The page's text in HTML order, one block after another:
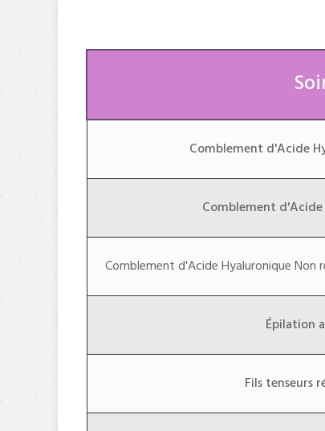
Comblement d'Acide
Comblement
Comblement d'Acide Hyaluronique Non
Épilation
Fils tenseurs